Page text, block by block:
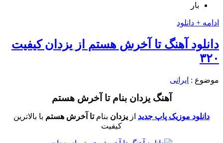
بار
ادامه + دانلود
دانلود آهنگ تا آخرش هستم از یزدان کیفیت
۳۲۰
موضوع : ایرانی
آهنگ یزدان بنام تا آخرش هستم
دانلود موزیک پاپ جدید از یزدان بنامتا آخرش هستم با بالاترین
کیفیت